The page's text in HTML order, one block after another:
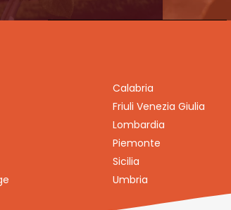
Calabria
Friuli Venezia Giulia
Lombardia
Piemonte
Sicilia
Umbria